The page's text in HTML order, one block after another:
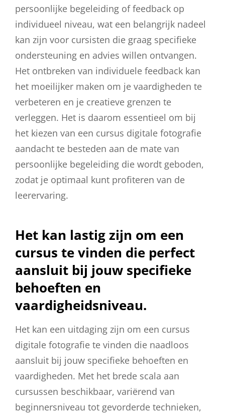
persoonlijke begeleiding of feedback op
individueel niveau, wat een belangrijk nadeel
kan zijn voor cursisten die graag specifieke
ondersteuning en advies willen ontvangen.
Het ontbreken van individuele feedback kan
het moeilijker maken om je vaardigheden te
verbeteren en je creatieve grenzen te
verleggen. Het is daarom essentieel om bij
het kiezen van een cursus digitale fotografie
aandacht te besteden aan de mate van
persoonlijke begeleiding die wordt geboden,
zodat je optimaal kunt profiteren van de
leerervaring.
Het kan lastig zijn om een
cursus te vinden die perfect
aansluit bij jouw specifieke
behoeften en
vaardigheidsniveau.
Het kan een uitdaging zijn om een cursus
digitale fotografie te vinden die naadloos
aansluit bij jouw specifieke behoeften en
vaardigheden. Met het brede scala aan
cursussen beschikbaar, variërend van
beginnersniveau tot gevorderde technieken,